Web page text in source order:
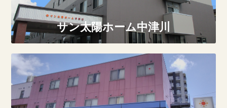
サン太陽ホーム中津川